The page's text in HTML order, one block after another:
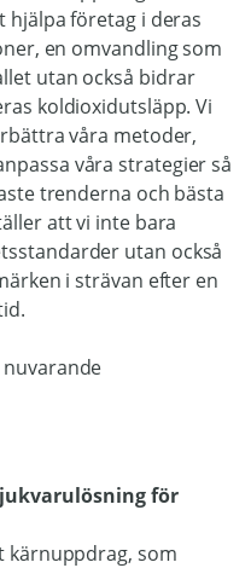
företag i deras
en omvandling som
utan också bidrar
koldioxidutsläpp. Vi
våra metoder,
våra strategier så
trenderna och bästa
att vi inte bara
utan också
i strävan efter en
för
kärnuppdrag, som